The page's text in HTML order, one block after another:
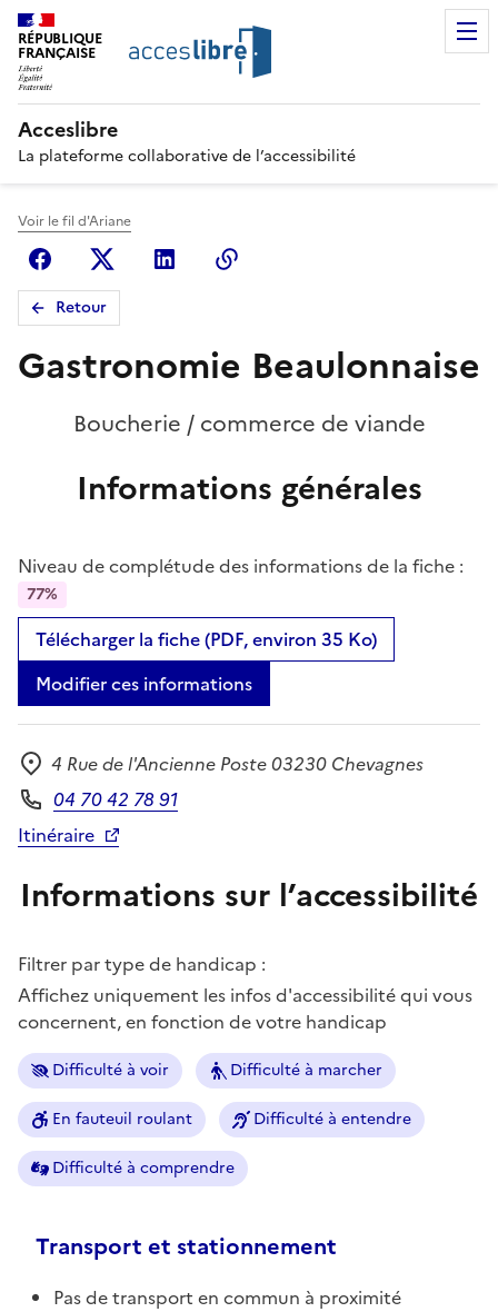
RÉPUBLIQUE
FRANÇAISE
Acceslibre
La plateforme collaborative de l’accessibilité
Voir le fil d'Ariane
FacebookX (anciennement Twitter)
Linkedin
Retour
Gastronomie Beaulonnaise
Boucherie / commerce de viande
Informations générales
Niveau de complétude des informations de la fiche :
77%
Télécharger la fiche (PDF, environ 35 Ko)
Modifier ces informations
Adresse
4 Rue de l'Ancienne Poste 03230 Chevagnes
Téléphone
04 70 42 78 91
Itinéraire
Informations sur l’accessibilité
Filtrer par type de handicap :
Affichez uniquement les infos d'accessibilité qui vous
concernent, en fonction de votre handicap
Difficulté à voir Difficulté à marcher
En fauteuil roulant Difficulté à entendre
Difficulté à comprendre
Transport et stationnement
Pas de transport en commun à proximité